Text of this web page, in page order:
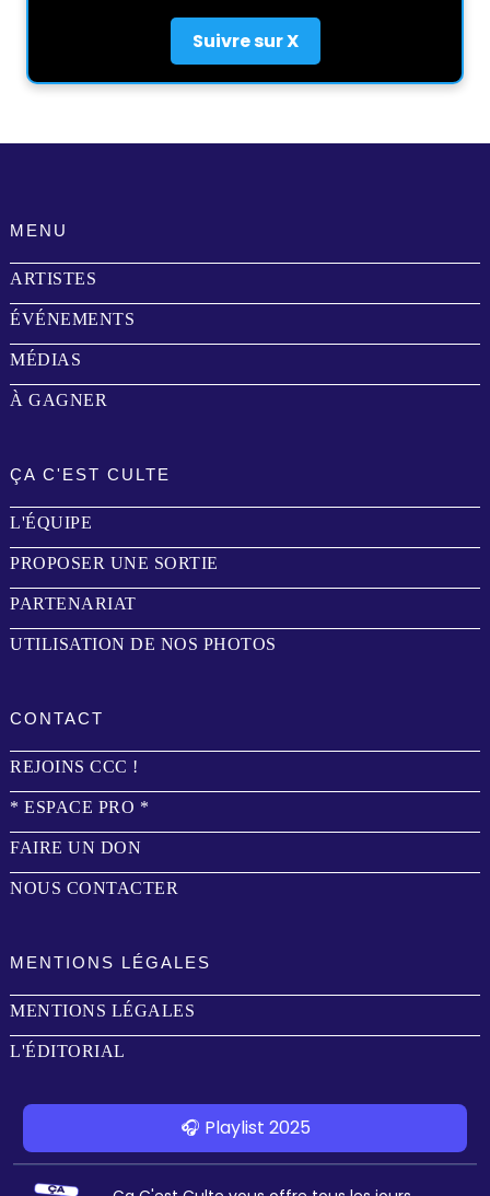
Suivre sur X
MENU
ARTISTES
ÉVÉNEMENTS
MÉDIAS
À GAGNER
ÇA C'EST CULTE
L'ÉQUIPE
PROPOSER UNE SORTIE
PARTENARIAT
UTILISATION DE NOS PHOTOS
CONTACT
REJOINS CCC !
* ESPACE PRO *
FAIRE UN DON
NOUS CONTACTER
MENTIONS LÉGALES
MENTIONS LÉGALES
L'ÉDITORIAL
🎧 Playlist 2025